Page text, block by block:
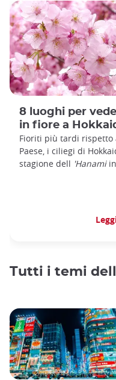
8 luoghi per
in fiore a
Fioriti più tardi rispetto
Paese, i ciliegi di
stagione dell 'Hanamiin
Tutti i temi